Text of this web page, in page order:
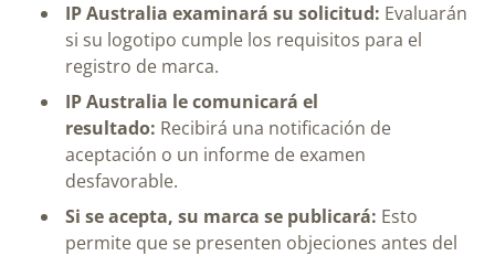
IP Australia examinará su solicitud: Evaluarán
si su logotipo cumple los requisitos para el
registro de marca.
IP Australia le comunicará el
resultado: Recibirá una notificación de
aceptación o un informe de examen
desfavorable.
Si se acepta, su marca se publicará: Esto
permite que se presenten objeciones antes del